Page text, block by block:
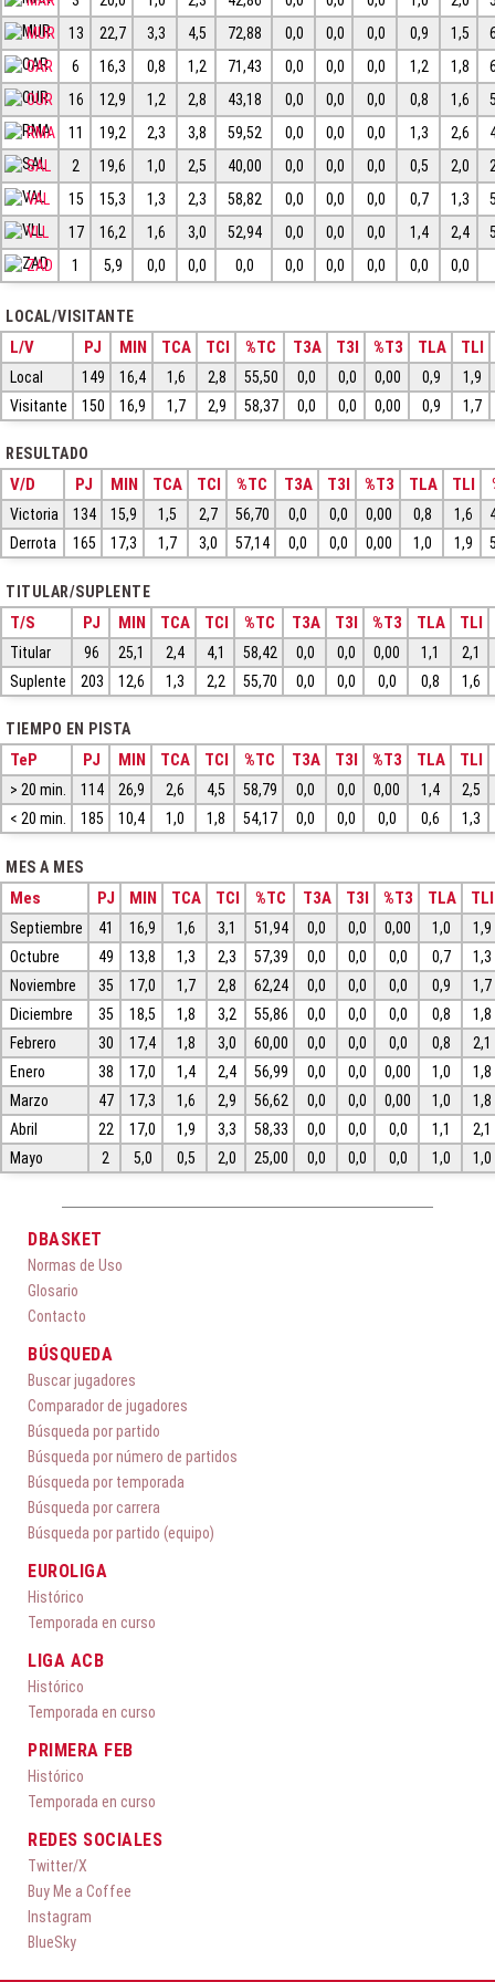
MUR
13 22,7 3,3 4,5 72,88 0,0 0,0 0,0 0,9 1,5
OAR
6 16,3 0,8 1,2 71,43 0,0 0,0 0,0 1,2 1,8
OUR
16 12,9 1,2 2,8 43,18 0,0 0,0 0,0 0,8 1,6
RMA
11 19,2 2,3 3,8 59,52 0,0 0,0 0,0 1,3 2,6
SAL
2 19,6 1,0 2,5 40,00 0,0 0,0 0,0 0,5 2,0
VAL
15 15,3 1,3 2,3 58,82 0,0 0,0 0,0 0,7 1,3
VLL
17 16,2 1,6 3,0 52,94 0,0 0,0 0,0 1,4 2,4
ZAD
1 5,9 0,0 0,0 0,0 0,0 0,0 0,0 0,0 0,0
LOCAL/VISITANTE
L/V PJ MIN TCA TCI %TC T3A T3I %T3 TLA TLI
Local 149 16,4 1,6 2,8 55,50 0,0 0,0 0,00 0,9
1,9
Visitante
150 16,9 1,7 2,9 58,37 0,0 0,0 0,00 0,9 1,7
RESULTADO
V/D PJ MIN TCA TCI %TC T3A T3I %T3 TLA TLI
Victoria 134 15,9 1,5 2,7 56,70 0,0 0,0 0,00 0,8 1,6
Derrota
165 17,3 1,7 3,0 57,14 0,0 0,0 0,00 1,0 1,9
TITULAR/SUPLENTE
T/S PJ MIN TCA TCI %TC T3A T3I %T3 TLA TLI
Titular 96 25,1 2,4 4,1 58,42 0,0 0,0 0,00 1,1
2,1
Suplente
203 12,6 1,3 2,2 55,70 0,0 0,0 0,0 0,8 1,6
TIEMPO EN PISTA
TeP PJ MIN TCA TCI %TC T3A T3I %T3 TLA TLI
> 20 min. 114 26,9 2,6 4,5 58,79 0,0 0,0 0,00 1,4
2,5
< 20 min.
185 10,4 1,0 1,8 54,17 0,0 0,0 0,0 0,6 1,3
MES A MES
Mes PJ MIN TCA TCI %TC T3A T3I %T3 TLA TLI
Septiembre 41 16,9 1,6 3,1 51,94 0,0 0,0 0,00 1,0
1,9
Octubre
49 13,8 1,3 2,3 57,39 0,0 0,0 0,0 0,7
1,3
Noviembre
35 17,0 1,7 2,8 62,24 0,0 0,0 0,0 0,9
1,7
Diciembre
35 18,5 1,8 3,2 55,86 0,0 0,0 0,0 0,8
1,8
Febrero
30 17,4 1,8 3,0 60,00 0,0 0,0 0,0 0,8
2,1
Enero
38 17,0 1,4 2,4 56,99 0,0 0,0 0,00 1,0
1,8
Marzo
47 17,3 1,6 2,9 56,62 0,0 0,0 0,00 1,0
1,8
Abril
22 17,0 1,9 3,3 58,33 0,0 0,0 0,0 1,1
2,1
Mayo
2 5,0 0,5 2,0 25,00 0,0 0,0 0,0 1,0 1,0
DBASKET
Normas de Uso
Glosario
Contacto
BÚSQUEDA
Buscar jugadores
Comparador de jugadores
Búsqueda por partido
Búsqueda por número de partidos
Búsqueda por temporada
Búsqueda por carrera
Búsqueda por partido (equipo)
EUROLIGA
Histórico
Temporada en curso
LIGA ACB
Histórico
Temporada en curso
PRIMERA FEB
Histórico
Temporada en curso
REDES SOCIALES
Twitter/X
Buy Me a Coffee
Instagram
BlueSky